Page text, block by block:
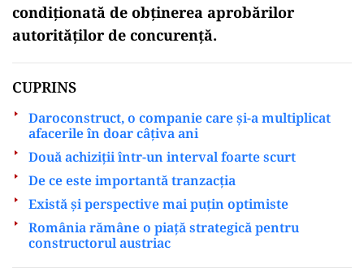
condiționată de obținerea aprobărilor
autorităților de concurență.
CUPRINS
Daroconstruct, o companie care și-a multiplicat
afacerile în doar câțiva ani
Două achiziții într-un interval foarte scurt
De ce este importantă tranzacția
Există și perspective mai puțin optimiste
România rămâne o piață strategică pentru
constructorul austriac